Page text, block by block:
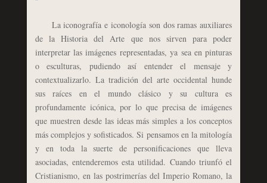
La iconografía e iconología son dos ramas auxiliares
de la Historia del Arte que nos sirven para poder
interpretar las imágenes representadas, ya sea en pinturas
o esculturas, pudiendo así entender el mensaje y
contextualizarlo. La tradición del arte occidental hunde
sus raíces en el mundo clásico y su cultura es
profundamente icónica, por lo que precisa de imágenes
que muestren desde las ideas más simples a los conceptos
más complejos y sofisticados. Si pensamos en la mitología
y en toda la suerte de personificaciones que lleva
asociadas, entenderemos esta utilidad. Cuando triunfó el
Cristianismo, en las postrimerías del Imperio Romano, la